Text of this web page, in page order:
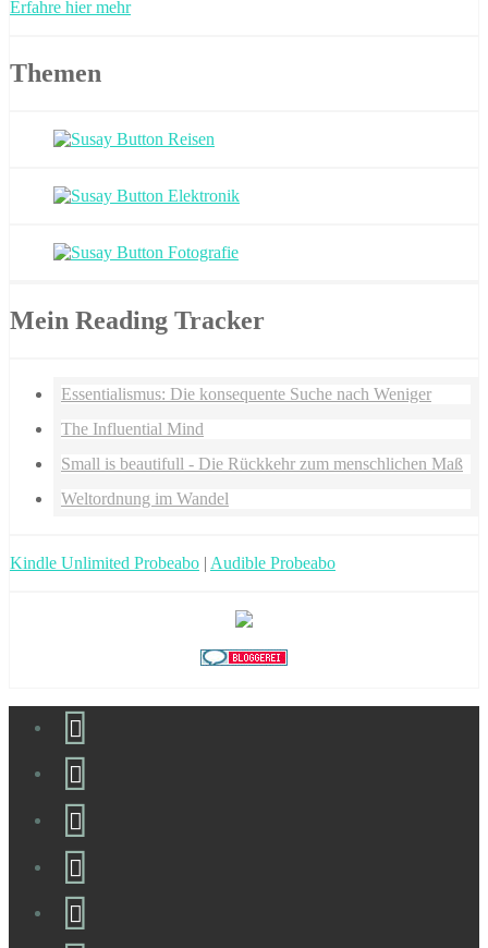
Erfahre hier mehr
Themen
Mein Reading Tracker
Essentialismus: Die konsequente Suche nach Weniger
The Influential Mind
Small is beautifull - Die Rückkehr zum menschlichen Maß
Weltordnung im Wandel
Kindle Unlimited Probeabo | Audible Probeabo